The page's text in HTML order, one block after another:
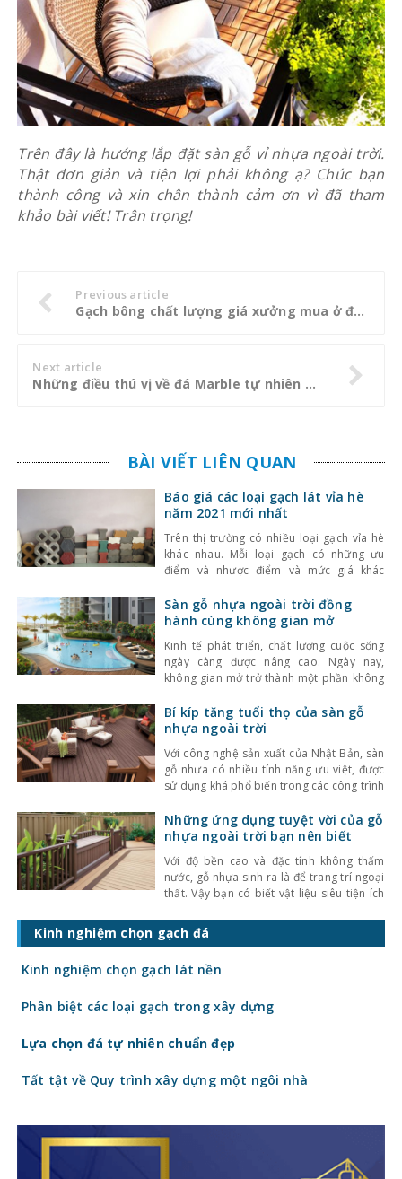
Trên đây là hướng lắp đặt sàn gỗ vỉ nhựa ngoài trời.
Thật đơn giản và tiện lợi phải không ạ? Chúc bạn
thành công và xin chân thành cảm ơn vì đã tham
khảo bài viết! Trân trọng!
Previous article
Gạch bông chất lượng giá xưởng mua ở đâu
Next article
Những điều thú vị về đá Marble tự nhiên mà có thể bạn chưa biết
BÀI VIẾT LIÊN QUAN
Báo giá các loại gạch lát vỉa hè
năm 2021 mới nhất
Trên thị trường có nhiều loại gạch vỉa hè
khác nhau. Mỗi loại gạch có những ưu
điểm và nhược điểm và mức giá khác
các loại gạch lát vỉa hè? Trong bài viết này
Kinhnghiemlamnha.vn sẽ chia sẻ đến bạn
Sàn gỗ nhựa ngoài trời đồng
hành cùng không gian mở
Kinh tế phát triển, chất lượng cuộc sống
ngày càng được nâng cao. Ngày nay,
không gian mở trở thành một phần không
nhà hàng, khách sạn. Đáp ứng nhu cầu
của thị trường, sàn gỗ nhựa ngoài trời
Bí kíp tăng tuổi thọ của sàn gỗ
nhựa ngoài trời
Với công nghệ sản xuất của Nhật Bản, sàn
gỗ nhựa có nhiều tính năng ưu việt, được
sử dụng khá phổ biến trong các công trình
cấp sang trọng cho các công trình ngoài
trời như hồ bơi, công viên, ban công,… Vậy
Những ứng dụng tuyệt vời của gỗ
nhựa ngoài trời bạn nên biết
Với độ bền cao và đặc tính không thấm
nước, gỗ nhựa sinh ra là để trang trí ngoại
thất. Vậy bạn có biết vật liệu siêu tiện ích
viên nhà ở của gia đình bạn? Hãy cùng
điểm qua những ứng dụng tuyệt vời của
Kinh nghiệm chọn gạch đá
Kinh nghiệm chọn gạch lát nền
Phân biệt các loại gạch trong xây dựng
Lựa chọn đá tự nhiên chuẩn đẹp
Tất tật về Quy trình xây dựng một ngôi nhà